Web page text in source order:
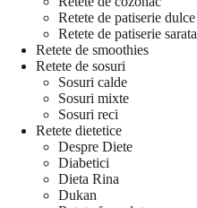
Retete de patiserie dulce
Retete de patiserie sarata
Retete de smoothies
Retete de sosuri
Sosuri calde
Sosuri mixte
Sosuri reci
Retete dietetice
Despre Diete
Diabetici
Dieta Rina
Dukan